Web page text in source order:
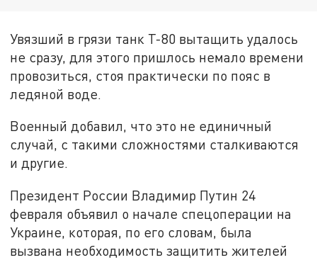
Увязший в грязи танк Т-80 вытащить удалось
не сразу, для этого пришлось немало времени
провозиться, стоя практически по пояс в
ледяной воде.
Военный добавил, что это не единичный
случай, с такими сложностями сталкиваются
и другие.
Президент России Владимир Путин 24
февраля объявил о начале спецоперации на
Украине, которая, по его словам, была
вызвана необходимость защитить жителей